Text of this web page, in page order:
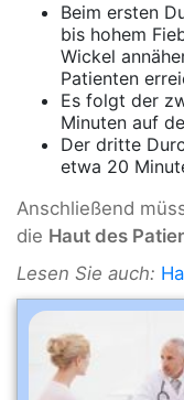
Beim ersten
bis hohem
Wickel
Patienten
Es folgt der
Minuten auf
Der dritte
etwa 20
Anschließend
die Haut des
Lesen Sie auch: